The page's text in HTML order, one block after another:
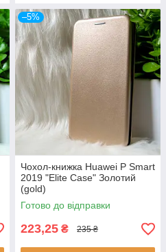
–5%
Чохол-книжка Huawei P Smart
2019 "Elite Case" Золотий
(gold)
Готово до відправки
223,25 ₴ 235 ₴